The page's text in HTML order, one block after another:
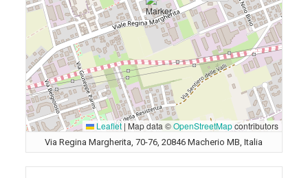
Leaflet | Map data ©OpenStreetMapcontributors
Via Regina Margherita, 70-76, 20846 Macherio MB, Italia